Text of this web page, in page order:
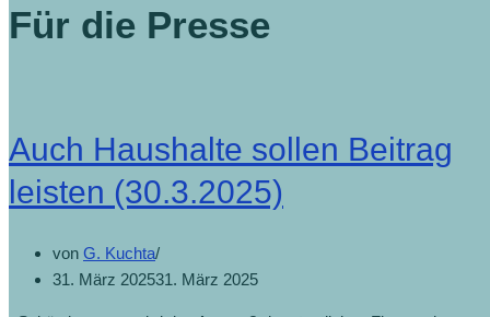
Für die Presse
Auch Haushalte sollen Beitrag
leisten (30.3.2025)
von G. Kuchta
31. März 202531. März 2025